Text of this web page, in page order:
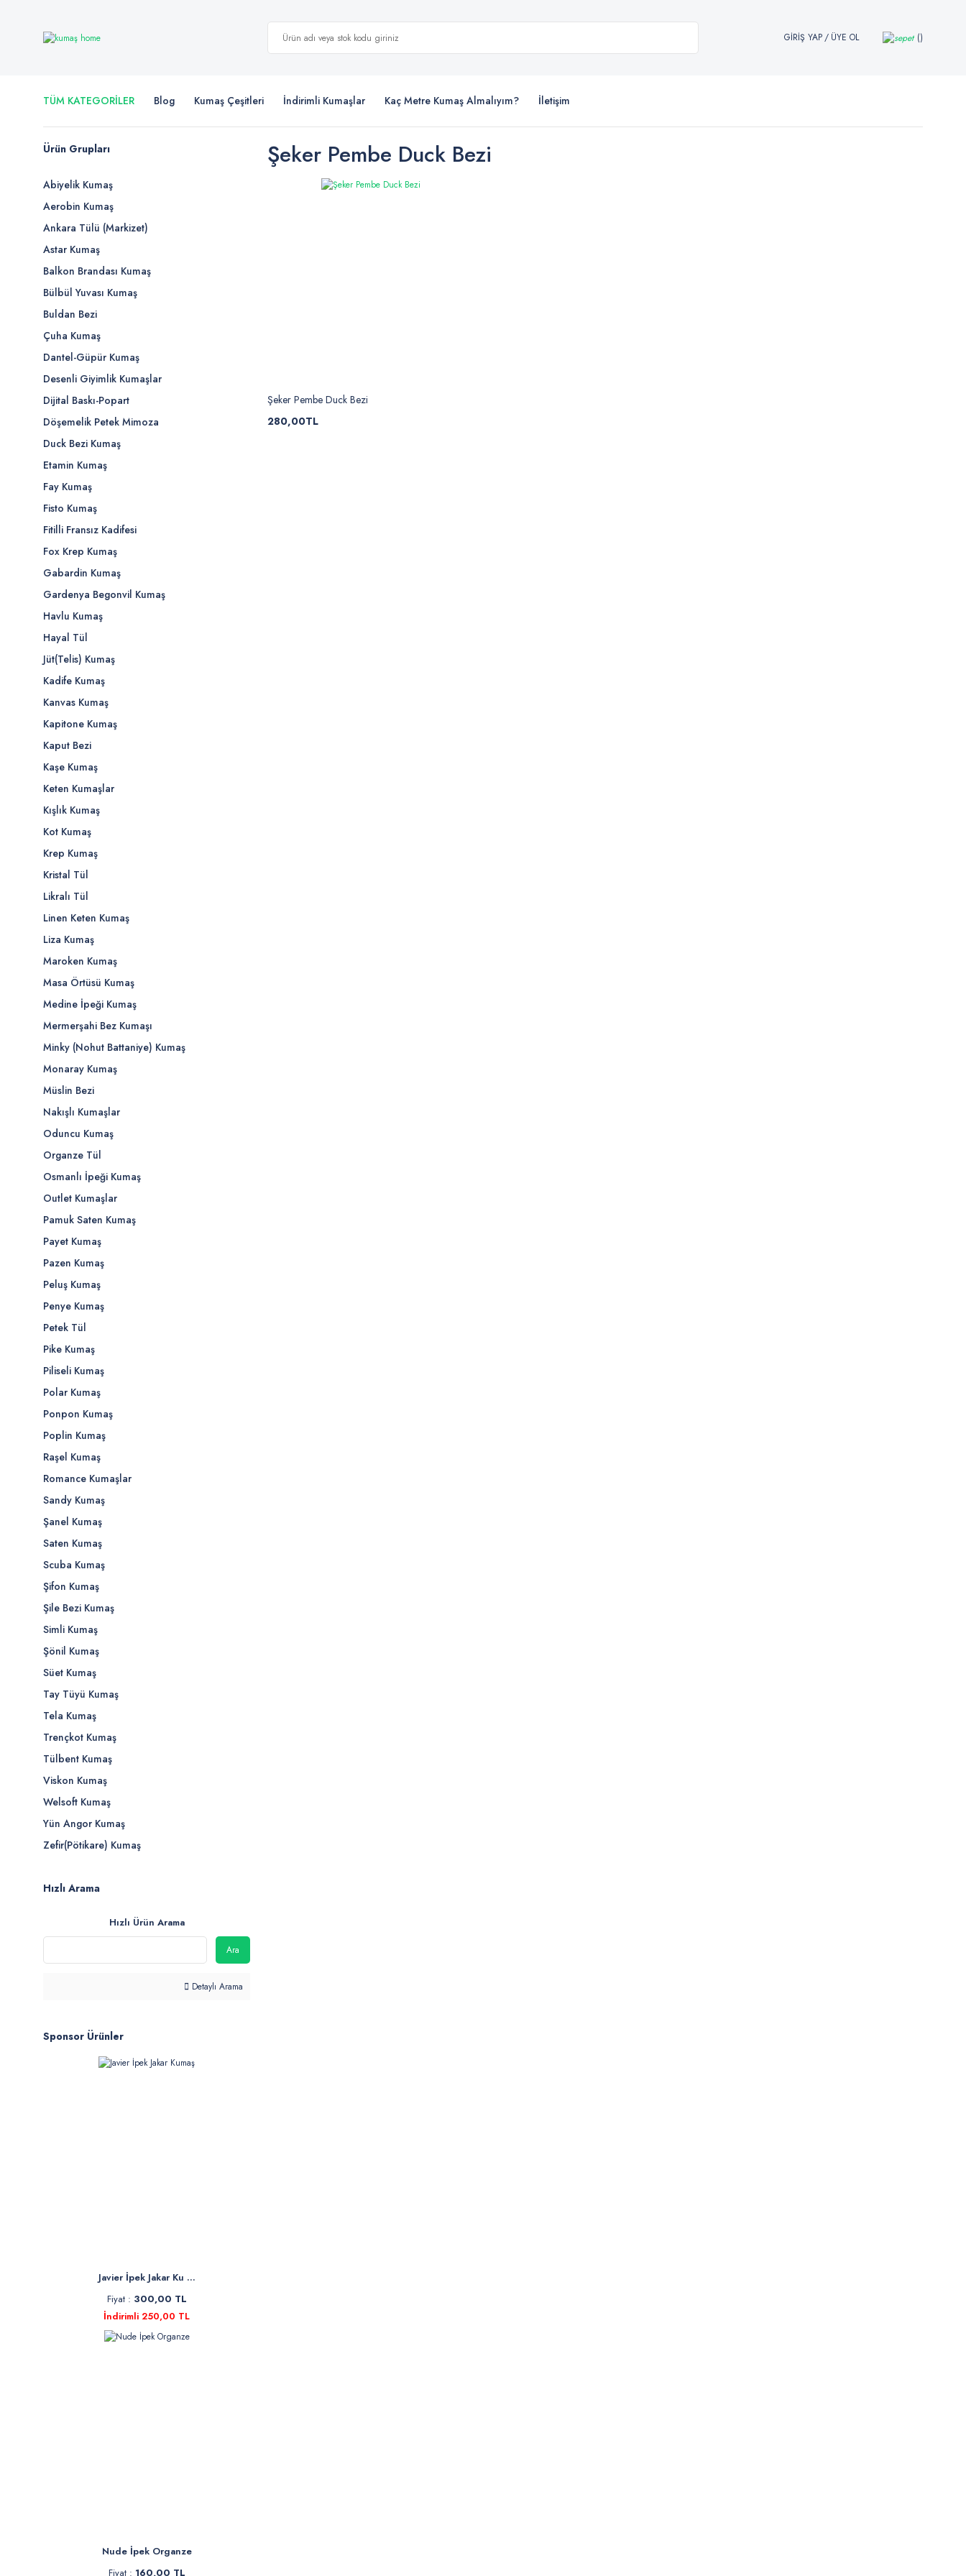
GİRİŞ YAP/ ÜYE OL
TÜM KATEGORİLER Blog Kumaş Çeşitleri İndirimli Kumaşlar Kaç Metre Kumaş Almalıyım? İletişim
Ürün Grupları
Abiyelik Kumaş
Aerobin Kumaş
Ankara Tülü (Markizet)
Astar Kumaş
Balkon Brandası Kumaş
Bülbül Yuvası Kumaş
Buldan Bezi
Çuha Kumaş
Dantel-Güpür Kumaş
Desenli Giyimlik Kumaşlar
Dijital Baskı-Popart
Döşemelik Petek Mimoza
Duck Bezi Kumaş
Etamin Kumaş
Fay Kumaş
Fisto Kumaş
Fitilli Fransız Kadifesi
Fox Krep Kumaş
Gabardin Kumaş
Gardenya Begonvil Kumaş
Havlu Kumaş
Hayal Tül
Jüt(Telis) Kumaş
Kadife Kumaş
Kanvas Kumaş
Kapitone Kumaş
Kaput Bezi
Kaşe Kumaş
Keten Kumaşlar
Kışlık Kumaş
Kot Kumaş
Krep Kumaş
Kristal Tül
Likralı Tül
Linen Keten Kumaş
Liza Kumaş
Maroken Kumaş
Masa Örtüsü Kumaş
Medine İpeği Kumaş
Mermerşahi Bez Kumaşı
Minky (Nohut Battaniye) Kumaş
Monaray Kumaş
Müslin Bezi
Nakışlı Kumaşlar
Oduncu Kumaş
Organze Tül
Osmanlı İpeği Kumaş
Outlet Kumaşlar
Pamuk Saten Kumaş
Payet Kumaş
Pazen Kumaş
Peluş Kumaş
Penye Kumaş
Petek Tül
Pike Kumaş
Piliseli Kumaş
Polar Kumaş
Ponpon Kumaş
Poplin Kumaş
Raşel Kumaş
Romance Kumaşlar
Sandy Kumaş
Şanel Kumaş
Saten Kumaş
Scuba Kumaş
Şifon Kumaş
Şile Bezi Kumaş
Simli Kumaş
Şönil Kumaş
Süet Kumaş
Tay Tüyü Kumaş
Tela Kumaş
Trençkot Kumaş
Tülbent Kumaş
Viskon Kumaş
Welsoft Kumaş
Yün Angor Kumaş
Zefir(Pötikare) Kumaş
Hızlı Arama
Hızlı Ürün Arama
Ara
Detaylı Arama
Sponsor Ürünler
Javier İpek Jakar Ku ...
Fiyat : 300,00 TL
İndirimli 250,00 TL
Nude İpek Organze
Fiyat : 160,00 TL
Şeker Pembe Duck Bezi
Şeker Pembe Duck Bezi
280,00TL